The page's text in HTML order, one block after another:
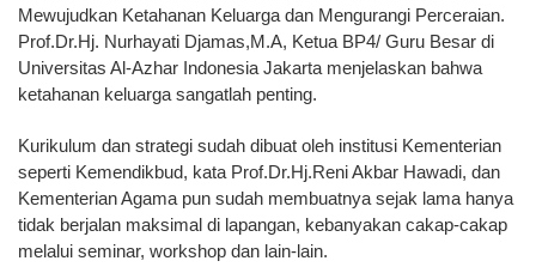
Mewujudkan Ketahanan Keluarga dan Mengurangi Perceraian.
Prof.Dr.Hj. Nurhayati Djamas,M.A, Ketua BP4/ Guru Besar di
Universitas Al-Azhar Indonesia Jakarta menjelaskan bahwa
ketahanan keluarga sangatlah penting.
Kurikulum dan strategi sudah dibuat oleh institusi Kementerian
seperti Kemendikbud, kata Prof.Dr.Hj.Reni Akbar Hawadi, dan
Kementerian Agama pun sudah membuatnya sejak lama hanya
tidak berjalan maksimal di lapangan, kebanyakan cakap-cakap
melalui seminar, workshop dan lain-lain.